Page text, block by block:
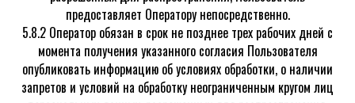
предоставляет Оператору непосредственно.
5.8.2 Оператор обязан в срок не позднее трех рабочих дней с
момента получения указанного согласия Пользователя
опубликовать информацию об условиях обработки, о наличии
запретов и условий на обработку неограниченным кругом лиц